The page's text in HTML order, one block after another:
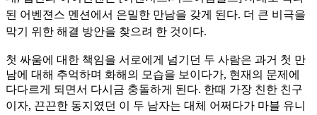
된 어벤젼스 멘션에서 은밀한 만남을 갖게 된다. 더 큰 비극을
막기 위한 해결 방안을 찾으려 한 것이다.
첫 싸움에 대한 책임을 서로에게 넘기던 두 사람은 과거 첫 만
남에 대해 추억하며 화해의 모습을 보이다가, 현재의 문제에
다다르게 되면서 다시금 충돌하게 된다. 한때 가장 친한 친구
이자, 끈끈한 동지였던 이 두 남자는 대체 어쩌다가 마블 유니